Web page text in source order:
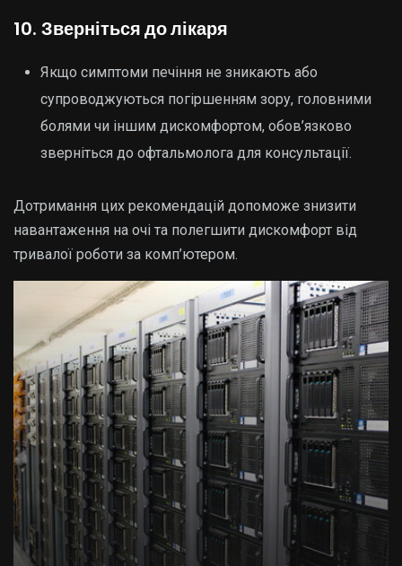
10. Зверніться до лікаря
Якщо симптоми печіння не зникають або
супроводжуються погіршенням зору, головними
болями чи іншим дискомфортом, обов’язково
зверніться до офтальмолога для консультації.
Дотримання цих рекомендацій допоможе знизити
навантаження на очі та полегшити дискомфорт від
тривалої роботи за комп’ютером.